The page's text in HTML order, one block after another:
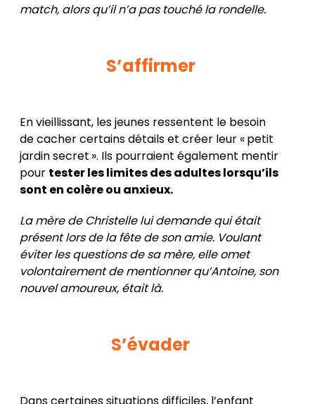
match, alors qu’il n’a pas touché la rondelle.
S’affirmer
En vieillissant, les jeunes ressentent le besoin
de cacher certains détails et créer leur « petit
jardin secret ». Ils pourraient également mentir
pour tester les limites des adultes lorsqu’ils
sont en colère ou anxieux.
La mère de Christelle lui demande qui était
présent lors de la fête de son amie. Voulant
éviter les questions de sa mère, elle omet
volontairement de mentionner qu’Antoine, son
nouvel amoureux, était là.
S’évader
Dans certaines situations difficiles, l’enfant